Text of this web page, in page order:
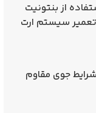
از بنتونیت
سیستم ارت
جوی مقاوم